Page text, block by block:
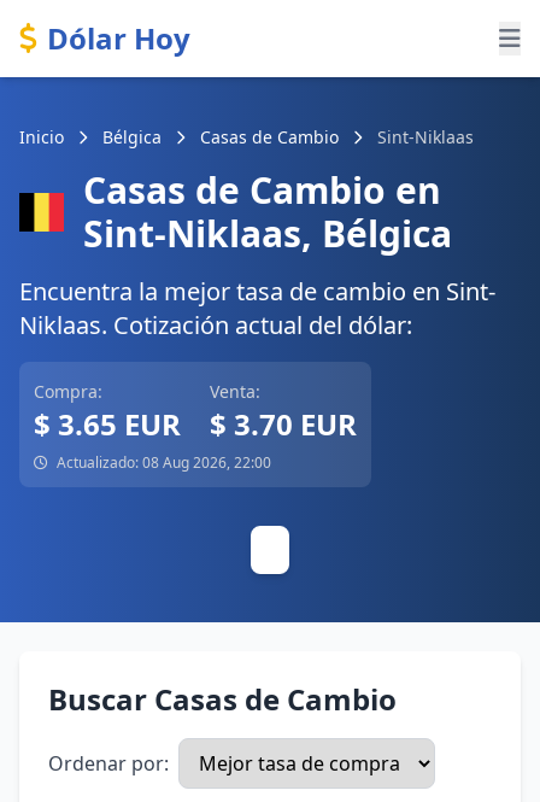
Dólar Hoy
Inicio Bélgica Casas de Cambio Sint-Niklaas
Casas de Cambio en
Sint-Niklaas, Bélgica
Encuentra la mejor tasa de cambio en Sint-
Niklaas. Cotización actual del dólar:
Compra:
$ 3.65 EUR
Venta:
$ 3.70 EUR
Actualizado: 08 Aug 2026, 22:00
Buscar Casas de Cambio
Ordenar por: